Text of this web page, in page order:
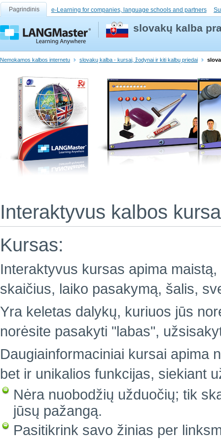
Pagrindinis e-Learning for companies, language schools and partners
slovakų kalba
Nemokamos kalbos internetu slovakų kalba - kursai, žodynai ir kiti kalbų priedai
Interaktyvus kalbos
Kursas:
Interaktyvus kursas apima
skaičius, laiko pasakymą, šalis,
Yra keletas dalykų, kuriuos jūs
norėsite pasakyti "labas",
Daugiainformaciniai kursai apima
bet ir unikalios funkcijas, siekiant
Nėra nuobodžių užduočių; tik
jūsų pažangą.
Pasitikrink savo žinias per